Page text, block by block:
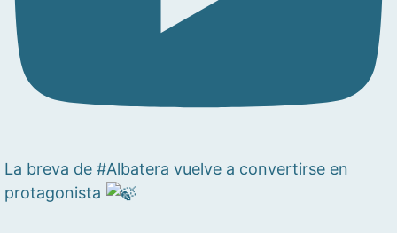
La breva de #Albatera vuelve a convertirse en
protagonista